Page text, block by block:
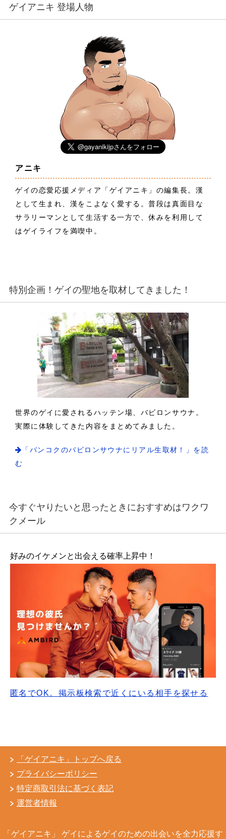
ゲイアニキ 登場人物
アニキ
ゲイの恋愛応援メディア「ゲイアニキ」の編集長。漢
として生まれ、漢をこよなく愛する。普段は真面目な
サラリーマンとして生活する一方で、休みを利用して
はゲイライフを満喫中。
特別企画！ゲイの聖地を取材してきました！
世界のゲイに愛されるハッテン場、バビロンサウナ。
実際に体験してきた内容をまとめてみました。
「バンコクのバビロンサウナにリアル生取材！」を読
む
今すぐヤりたいと思ったときにおすすめはワクワ
クメール
好みのイケメンと出会える確率上昇中！
匿名でOK。掲示板検索で近くにいる相手を探せる
「ゲイアニキ」トップへ戻る
プライバシーポリシー
特定商取引法に基づく表記
運営者情報
「ゲイアニキ」 ゲイによるゲイのための出会いを全力応援す